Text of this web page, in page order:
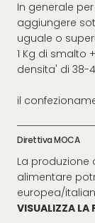
In generale
aggiungere
uguale o
1 Kg di smalto
densita' di 38-
il
Direttiva MOCA
La
alimentare
europea/
VISUALIZZA LA